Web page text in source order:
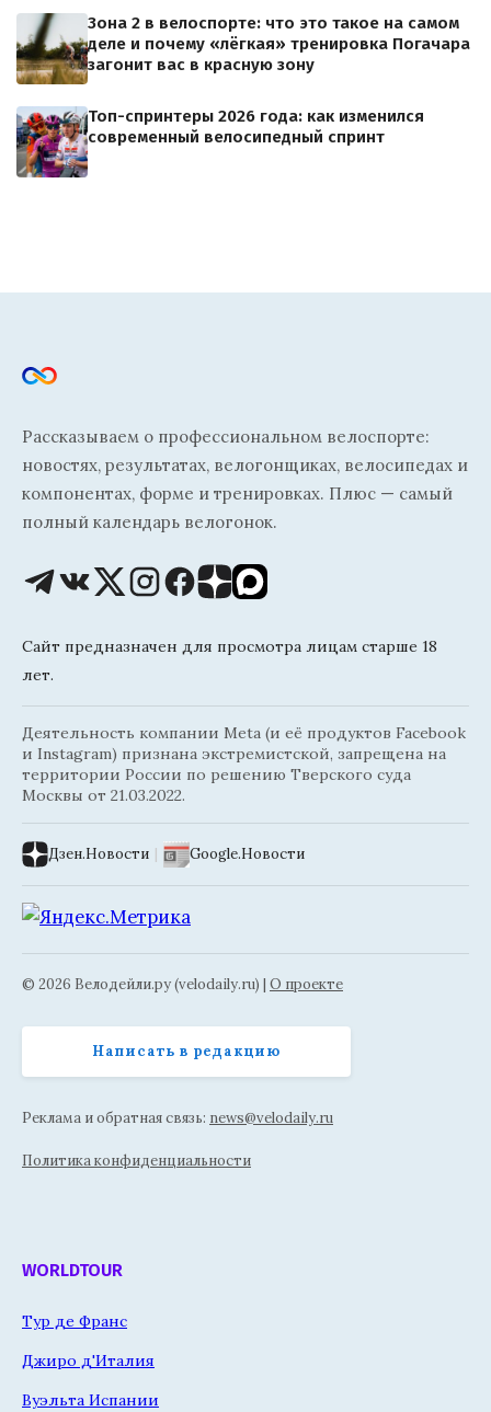
Зона 2 в велоспорте: что это такое на самом
деле и почему «лёгкая» тренировка Погачара
загонит вас в красную зону
Топ-спринтеры 2026 года: как изменился
современный велосипедный спринт
Рассказываем о профессиональном велоспорте:
новостях, результатах, велогонщиках, велосипедах и
компонентах, форме и тренировках. Плюс — самый
полный календарь велогонок.
Сайт предназначен для просмотра лицам старше 18
лет.
Деятельность компании Meta (и её продуктов Facebook
и Instagram) признана экстремистской, запрещена на
территории России по решению Тверского суда
Москвы от 21.03.2022.
Дзен.Новости | Google.Новости
© 2026 Велодейли.ру (velodaily.ru) | О проекте
Написать в редакцию
Реклама и обратная связь: news@velodaily.ru
Политика конфиденциальности
WORLDTOUR
Тур де Франс
Джиро д'Италия
Вуэльта Испании